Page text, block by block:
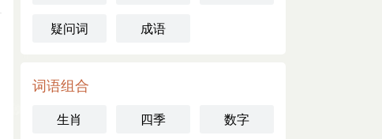
疑问词 成语
词语组合
生肖 四季 数字